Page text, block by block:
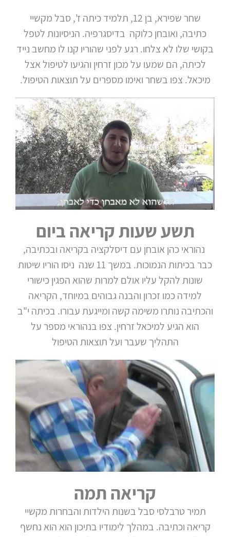
שחר שפירא, בן 12, תלמיד כיתה ז', סבל מקשיי
כתיבה, ואובחן כלוקה בדיסגרפיה. הניסיונות לטפל
בקושי שלו לא צלחו. רגע לפני שהוריו קנו לו מחשב נייד
לכיתה, הם שמעו על מכון זרחין והגיעו לטיפול אצל
מיכאל. צפו בשחר ואימו מספרים על תוצאות הטיפול.
תשע שעות קריאה ביום
נהוראי כהן אובחן עם דיסלקציה בקריאה ובכתיבה,
כבר בכיתות הנמוכות. במשך 11 שנה ניסו הוריו שיטות
שונות להקל עליו אולם למרות שהוא הפגין כישורי
למידה כמו זכרון והבנה גבוהים במיוחד, הקריאה
והכתיבה נותרו משימה קשה ומייגעת עבורו. בכיתה י"ב
הוא הגיע למיכאל זרחין. צפו בנהוראי מספר על
התהליך שעבר ועל תוצאות הטיפול
קריאה תמה
תמיר טרבלסי סבל בשנות הילדות והבחרות מקשיי
קריאה וכתיבה. במהלך לימודיו בתיכון הוא הוא נחשף